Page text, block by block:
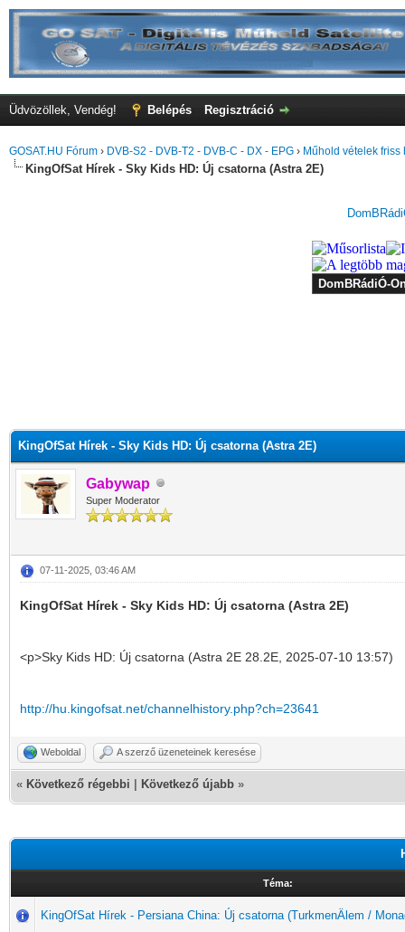
Üdvözöllek, Vendég! Belépés Regisztráció
GOSAT.HU Fórum › DVB-S2 - DVB-T2 - DVB-C - DX - EPG › Műhold vételek friss
KingOfSat Hírek - Sky Kids HD: Új csatorna (Astra 2E)
KingOfSat Hírek - Sky Kids HD: Új csatorna (Astra 2E)
Gabywap
Super Moderator
07-11-2025, 03:46 AM
KingOfSat Hírek - Sky Kids HD: Új csatorna (Astra 2E)
<p>Sky Kids HD: Új csatorna (Astra 2E 28.2E, 2025-07-10 13:57)
http://hu.kingofsat.net/channelhistory.php?ch=23641
Weboldal A szerző üzeneteinek keresése
« Következő régebbi Következő újabb »
Téma:
KingOfSat Hírek - Persiana China: Új csatorna (TurkmenÄlem /